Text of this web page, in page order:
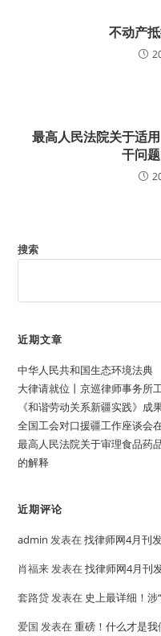
不动产
最高人民法院关于适
干问
搜索
近期文章
中华人民共和国生态环境法典
大律请就位丨京巡律师事务所
《和谐劳动关系新疆实践》成
全国工会对口援疆工作座谈会
最高人民法院关于审理食品药
的解释
近期评论
admin 发表在找律师网4月刊
肖福来发表在找律师网4月刊
套路贷发表在 史上最详细！涉
爱国 发表在重磅！什么才是